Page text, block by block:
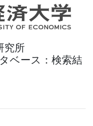
究所
ベース：検索結